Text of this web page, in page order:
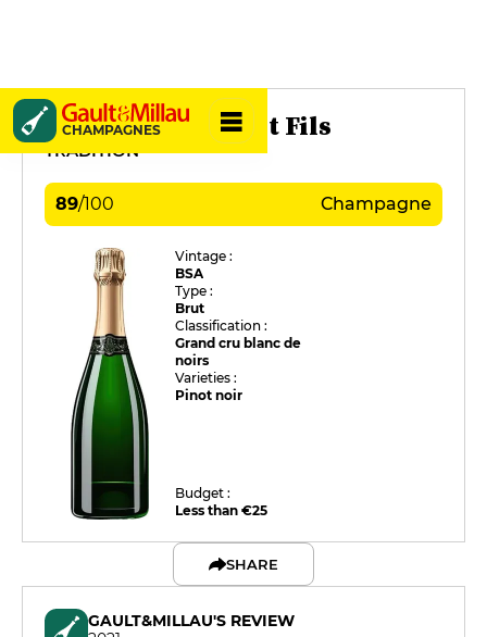
CHAMPAGNES
Michel Arnould et Fils
TRADITION
89/100 Champagne
Vintage :
BSA
Type :
Brut
Classification :
Grand cru blanc de
noirs
Varieties :
Pinot noir
Budget :
Less than €25
SHARE
GAULT&MILLAU'S REVIEW